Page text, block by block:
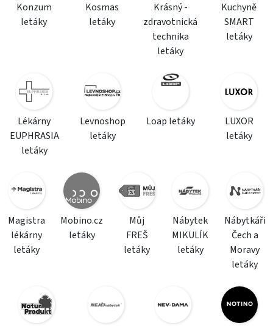
Konzum
letáky
Kosmas
letáky
Krásný -
zdravotnická
technika
letáky
Kuchyně
SMART
letáky
Lékárny
EUPHRASIA
letáky
Levnoshop
letáky
Loap letáky
LUXOR
letáky
Magistra
lékárny
letáky
Mobino.cz
letáky
Můj
FREŠ
letáky
Nábytek
MIKULÍK
letáky
Nábytkáři
Čech a
Moravy
letáky